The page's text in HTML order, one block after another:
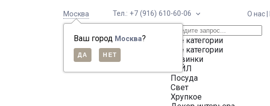
Москва
Ваш город Москва?
Тел.: +7 (916) 610-60-06 О нас |
Все категории
Все категории
Новинки
СЕЙЛ
Посуда
Свет
Хрупкое